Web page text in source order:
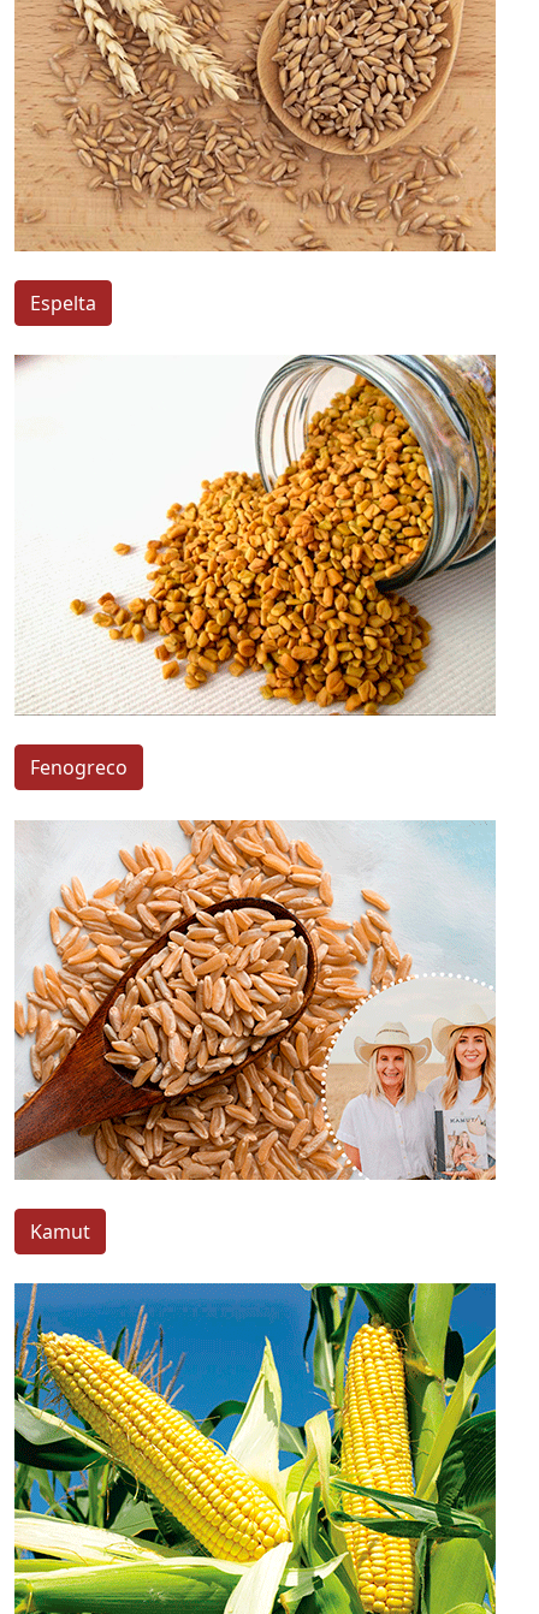
Espelta
Fenogreco
Kamut